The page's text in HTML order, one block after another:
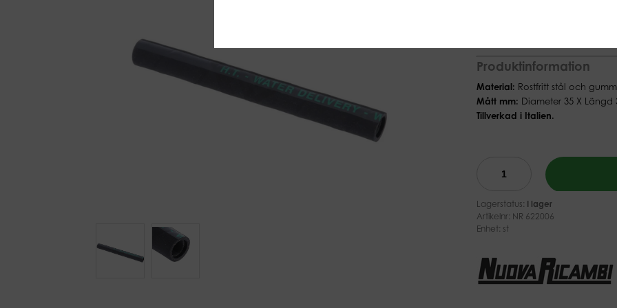
Produktinformation
Material: Rostfritt stål och
Mått mm: Diameter 35 X Längd
Tillverkad i Italien.
Lagerstatus: I lager
Artikelnr: NR 622006
Enhet: st